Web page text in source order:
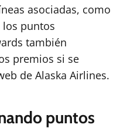
asociadas, como
los puntos
también
premios si se
de Alaska Airlines.
puntos